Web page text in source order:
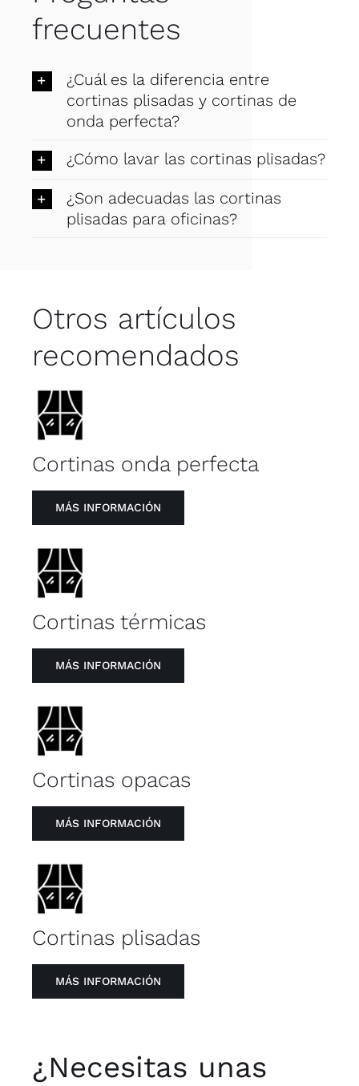
frecuentes
¿Cuál es la diferencia entre
cortinas plisadas y cortinas de
onda perfecta?
¿Cómo lavar las cortinas plisadas?
¿Son adecuadas las cortinas
plisadas para oficinas?
Otros artículos
recomendados
Cortinas onda perfecta
MÁS INFORMACIÓN
Cortinas térmicas
MÁS INFORMACIÓN
Cortinas opacas
MÁS INFORMACIÓN
Cortinas plisadas
MÁS INFORMACIÓN
¿Necesitas unas